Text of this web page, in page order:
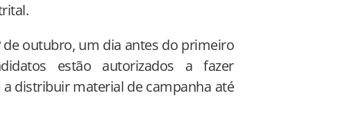
de outubro, um dia antes do primeiro
estão autorizados a fazer
distribuir material de campanha até